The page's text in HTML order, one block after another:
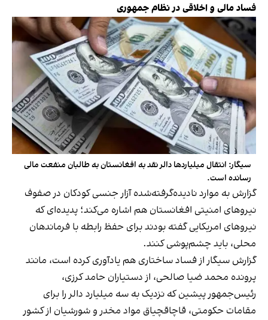
فساد مالی و اخلاقی در نظام جمهوری
سیگار: انتقال میلیاردها دالر نقد به افغانستان به طالبان منفعت مالی
رسانده است.
گزارش به موارد نادیده‌گرفته‌شده آزار جنسی کودکان در صفوف
نیروهای امنیتی افغانستان هم اشاره می‌کند؛ پدیده‌ای که
نیروهای امریکایی گفته بودند برای حفظ رابطه با فرماندهان
محلی، باید چشم‌پوشی کنند.
گزارش سیگار از فساد ساختاری هم یادآوری کرده است، مانند
پرونده محمد ضیا صالحی، از دستیاران حامد کرزی،
رئیس‌جمهور پیشین که نزدیک به سه میلیارد دالر را برای
مقامات حکومتی، قاچاقچیاق مواد مخدر و شورشیان از کشور